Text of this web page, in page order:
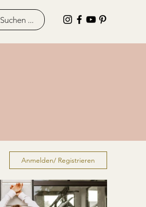
Suchen ...
Anmelden/ Registrieren